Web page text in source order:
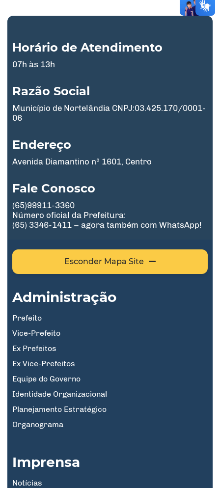
Horário de Atendimento
07h às 13h
Razão Social
Município de Nortelândia CNPJ:03.425.170/0001-
06
Endereço
Avenida Diamantino nº 1601, Centro
Fale Conosco
(65)99911-3360
Número oficial da Prefeitura:
(65) 3346-1411 – agora também com WhatsApp!
Esconder Mapa Site
Administração
Prefeito
Vice-Prefeito
Ex Prefeitos
Ex Vice-Prefeitos
Equipe do Governo
Identidade Organizacional
Planejamento Estratégico
Organograma
Imprensa
Notícias